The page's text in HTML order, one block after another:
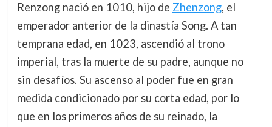
Renzong nació en 1010, hijo de Zhenzong, el
emperador anterior de la dinastía Song. A tan
temprana edad, en 1023, ascendió al trono
imperial, tras la muerte de su padre, aunque no
sin desafíos. Su ascenso al poder fue en gran
medida condicionado por su corta edad, por lo
que en los primeros años de su reinado, la